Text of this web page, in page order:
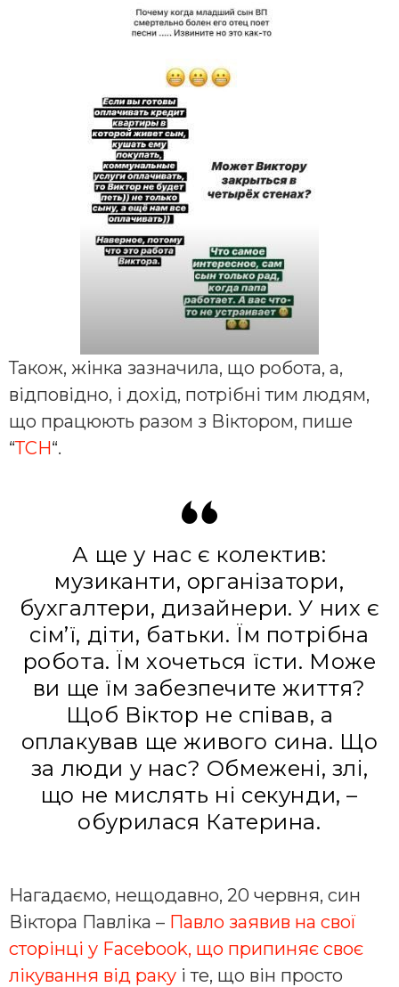
Також, жінка зазначила, що робота, а,
відповідно, і дохід, потрібні тим людям,
що працюють разом з Віктором, пише
“ТСН“.
А ще у нас є колектив:
музиканти, організатори,
бухгалтери, дизайнери. У них є
сім’ї, діти, батьки. Їм потрібна
робота. Їм хочеться їсти. Може
ви ще їм забезпечите життя?
Щоб Віктор не співав, а
оплакував ще живого сина. Що
за люди у нас? Обмежені, злі,
що не мислять ні секунди, –
обурилася Катерина.
Нагадаємо, нещодавно, 20 червня, син
Віктора Павліка – Павло заявив на свої
сторінці у Facebook, що припиняє своє
лікування від раку і те, що він просто